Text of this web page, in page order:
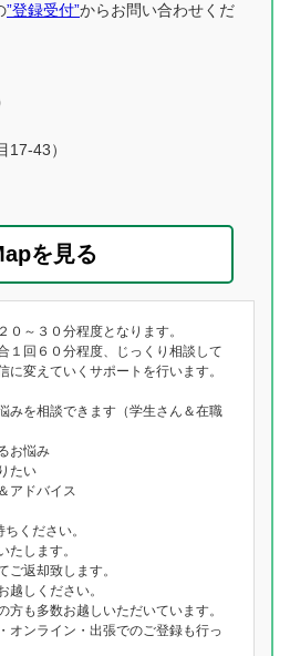
”登録受付”からお問い合わせくだ
17-43）
を見る
０～３０分程度となります。
１回６０分程度、じっくり相談して
に変えていくサポートを行います。
みを相談できます（学生さん＆在職
お悩み
たい
アドバイス
ください。
たします。
ご返却致します。
越しください。
方も多数お越しいただいています。
オンライン・出張でのご登録も行っ